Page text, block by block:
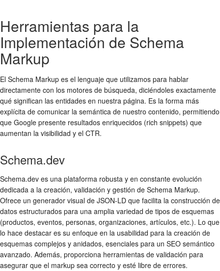
Herramientas para la
Implementación de Schema
Markup
El Schema Markup es el lenguaje que utilizamos para hablar
directamente con los motores de búsqueda, diciéndoles exactamente
qué significan las entidades en nuestra página. Es la forma más
explícita de comunicar la semántica de nuestro contenido, permitiendo
que Google presente resultados enriquecidos (rich snippets) que
aumentan la visibilidad y el CTR.
Schema.dev
Schema.dev es una plataforma robusta y en constante evolución
dedicada a la creación, validación y gestión de Schema Markup.
Ofrece un generador visual de JSON-LD que facilita la construcción de
datos estructurados para una amplia variedad de tipos de esquemas
(productos, eventos, personas, organizaciones, artículos, etc.). Lo que
lo hace destacar es su enfoque en la usabilidad para la creación de
esquemas complejos y anidados, esenciales para un SEO semántico
avanzado. Además, proporciona herramientas de validación para
asegurar que el markup sea correcto y esté libre de errores.